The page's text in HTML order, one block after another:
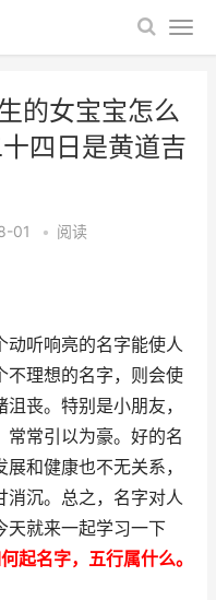
的女宝宝怎么
四日是黄道吉
01 • 阅读
动听响亮的名字能使人
不理想的名字，则会使
丧。特别是小朋友，
常常引以为豪。好的名
和健康也不无关系，
消沉。总之，名字对人
天就来一起学习一下
起名字，五行属什么。